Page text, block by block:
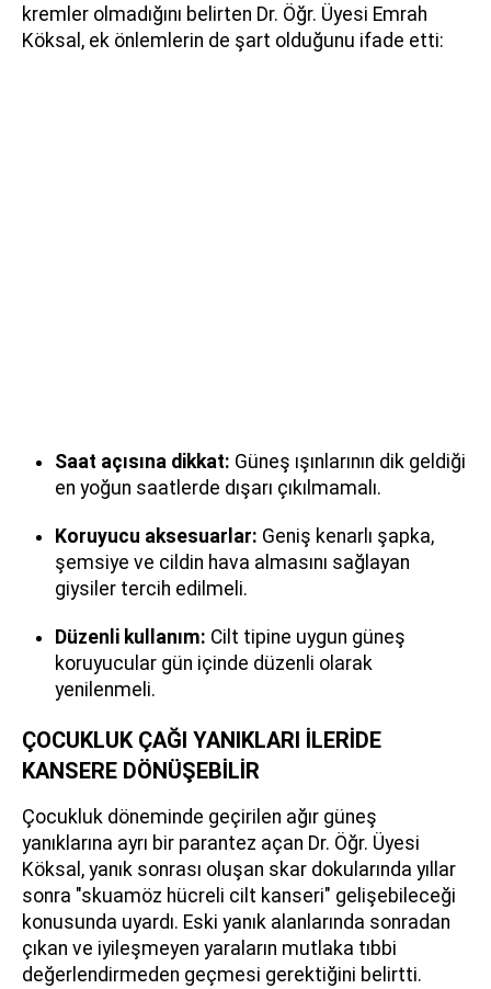
kremler olmadığını belirten Dr. Öğr. Üyesi Emrah
Köksal, ek önlemlerin de şart olduğunu ifade etti:
Saat açısına dikkat: Güneş ışınlarının dik geldiği
en yoğun saatlerde dışarı çıkılmamalı.
Koruyucu aksesuarlar: Geniş kenarlı şapka,
şemsiye ve cildin hava almasını sağlayan
giysiler tercih edilmeli.
Düzenli kullanım: Cilt tipine uygun güneş
koruyucular gün içinde düzenli olarak
yenilenmeli.
ÇOCUKLUK ÇAĞI YANIKLARI İLERİDE
KANSERE DÖNÜŞEBİLİR
Çocukluk döneminde geçirilen ağır güneş
yanıklarına ayrı bir parantez açan Dr. Öğr. Üyesi
Köksal, yanık sonrası oluşan skar dokularında yıllar
sonra "skuamöz hücreli cilt kanseri" gelişebileceği
konusunda uyardı. Eski yanık alanlarında sonradan
çıkan ve iyileşmeyen yaraların mutlaka tıbbi
değerlendirmeden geçmesi gerektiğini belirtti.